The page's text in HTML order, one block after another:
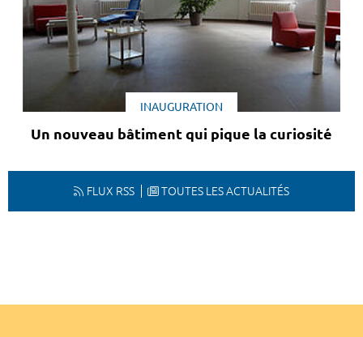
INAUGURATION
Un nouveau bâtiment qui pique la curiosité
FLUX RSS TOUTES LES ACTUALITÉS